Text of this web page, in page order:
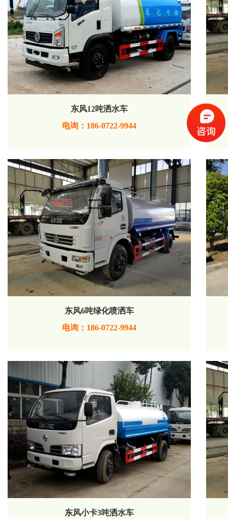
东风12吨洒水车
电询：186-0722-9944
东风6吨绿化喷洒车
电询：186-0722-9944
东风小卡3吨洒水车